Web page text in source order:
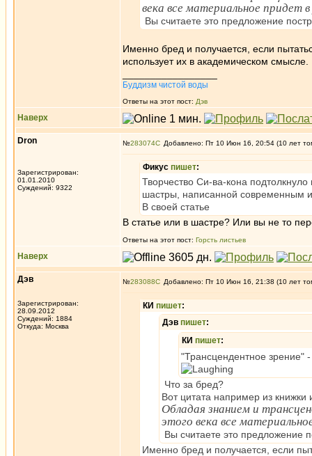
века все материальное придет
Вы считаете это предложение
Именно бред и получается, если
использует их в академическом смысле.
Буддизм чистой воды
Ответы на этот пост: Дэв
Наверх
Dron
Зарегистрирован:
01.01.2010
Суждений: 9322
№283074 Добавлено: Пт 10 Июн 16, 20:54 (10 лет
Фикус пишет:
Творчество Си-ва-кона
шастры, написанной современным
В своей статье
В статье или в шастре? Или вы не то
Ответы на этот пост: Горсть листьев
Наверх
Дэв
Зарегистрирован:
28.09.2012
Суждений: 1884
Откуда: Москва
№283088 Добавлено: Пт 10 Июн 16, 21:38 (10 лет
КИ пишет:
Дэв пишет:
КИ пишет:
"Трансцендентное зрение"
Что за бред?
Вот цитата например из книжки
Обладая знанием и
этого века все
Вы считаете это предложение
Именно бред и получается, если